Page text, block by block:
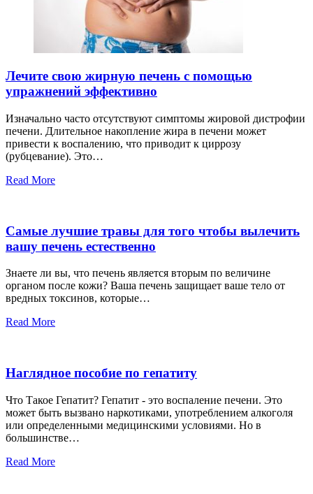
Лечите свою жирную печень с помощью
упражнений эффективно
Изначально часто отсутствуют симптомы жировой дистрофии
печени. Длительное накопление жира в печени может
привести к воспалению, что приводит к циррозу
(рубцевание). Это…
Read More
Самые лучшие травы для того чтобы вылечить
вашу печень естественно
Знаете ли вы, что печень является вторым по величине
органом после кожи? Ваша печень защищает ваше тело от
вредных токсинов, которые…
Read More
Наглядное пособие по гепатиту
Что Такое Гепатит? Гепатит - это воспаление печени. Это
может быть вызвано наркотиками, употреблением алкоголя
или определенными медицинскими условиями. Но в
большинстве…
Read More